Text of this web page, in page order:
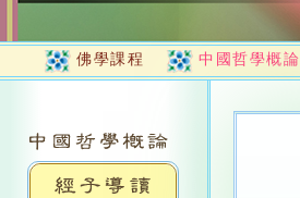
佛學課程 中國哲學概論